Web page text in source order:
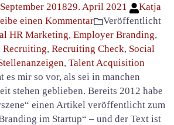
201829. April 2021
Katja
einen Kommentar
Veröffentlicht
HR Marketing, Employer Branding,
Recruiting, Recruiting Check, Social
, Talent Acquisition
es mir so vor, als sei in manchen
stehen geblieben. Bereits 2012 habe
einen Artikel veröffentlicht zum
im Startup“ – und der Text ist